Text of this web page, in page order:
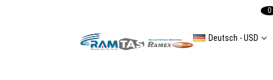
Deutsch - USD
0